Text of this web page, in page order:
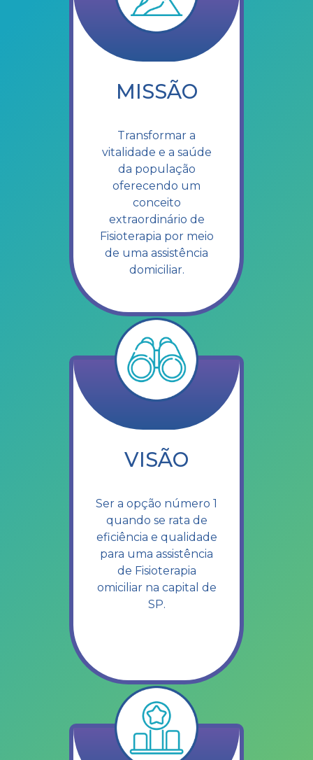
MISSÃO
Transformar a
vitalidade e a saúde
da população
oferecendo um
conceito
extraordinário de
Fisioterapia por meio
de uma assistência
domiciliar.
VISÃO
Ser a opção número 1
quando se rata de
eficiência e qualidade
para uma assistência
de Fisioterapia
omiciliar na capital de
SP.